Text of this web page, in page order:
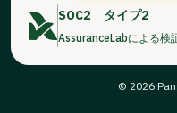
SOC2 タイプ2
AssuranceLabによる検
© 2026